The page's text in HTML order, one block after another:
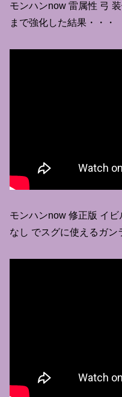
モンハンnow 雷属性 弓
まで強化した結果・・・
モンハンnow 修正版 イ
なし でスグに使えるガン